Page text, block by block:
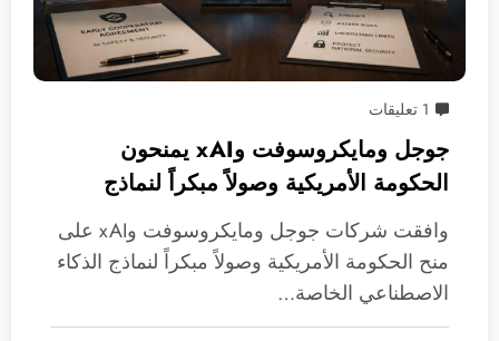
1 تعليقات
جوجل ومايكروسوفت وxAI يمنحون
الحكومة الأمريكية وصولاً مبكراً لنماذج
الذكاء الاصطناعي
وافقت شركات جوجل ومايكروسوفت وxAI على
منح الحكومة الأمريكية وصولاً مبكراً لنماذج الذكاء
الاصطناعي الخاصة…